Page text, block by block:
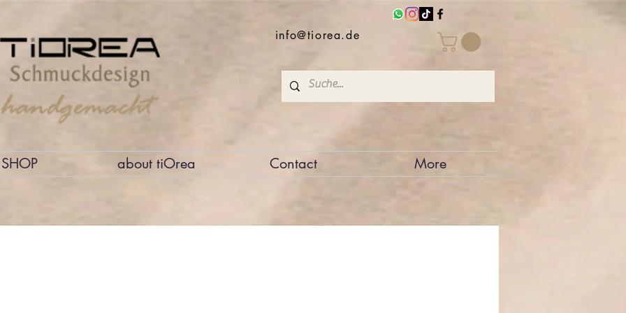
info@tiorea.de
SHOP about tiOrea Contact More